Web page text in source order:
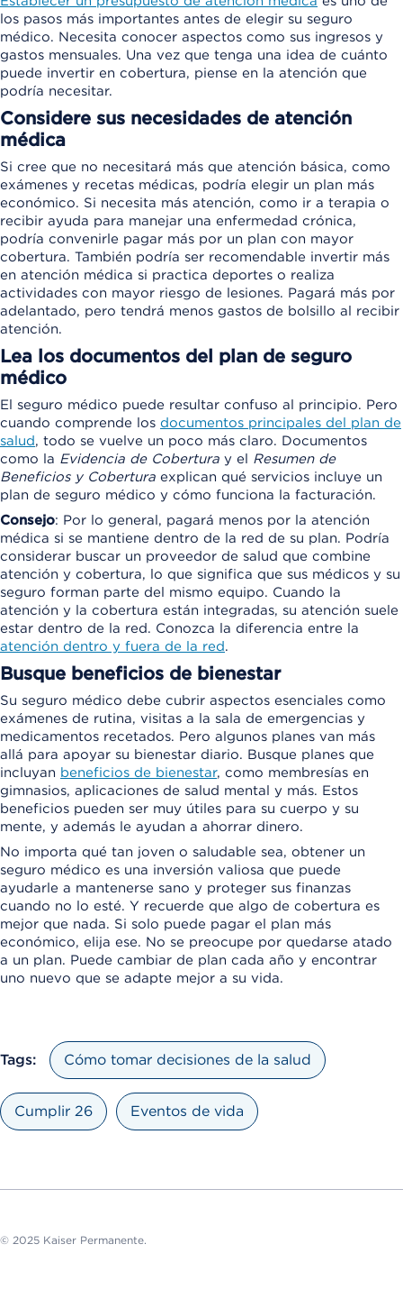
los pasos más importantes antes de elegir su seguro
médico. Necesita conocer aspectos como sus ingresos y
gastos mensuales. Una vez que tenga una idea de cuánto
puede invertir en cobertura, piense en la atención que
podría necesitar.
Considere sus necesidades de atención
médica
Si cree que no necesitará más que atención básica, como
exámenes y recetas médicas, podría elegir un plan más
económico. Si necesita más atención, como ir a terapia o
recibir ayuda para manejar una enfermedad crónica,
podría convenirle pagar más por un plan con mayor
cobertura. También podría ser recomendable invertir más
en atención médica si practica deportes o realiza
actividades con mayor riesgo de lesiones. Pagará más por
adelantado, pero tendrá menos gastos de bolsillo al recibir
atención.
Lea los documentos del plan de seguro
médico
El seguro médico puede resultar confuso al principio. Pero
cuando comprende los documentos principales del plan de
salud, todo se vuelve un poco más claro. Documentos
como la Evidencia de Cobertura y el Resumen de
Beneficios y Cobertura explican qué servicios incluye un
plan de seguro médico y cómo funciona la facturación.
Consejo: Por lo general, pagará menos por la atención
médica si se mantiene dentro de la red de su plan. Podría
considerar buscar un proveedor de salud que combine
atención y cobertura, lo que significa que sus médicos y su
seguro forman parte del mismo equipo. Cuando la
atención y la cobertura están integradas, su atención suele
estar dentro de la red. Conozca la diferencia entre la
atención dentro y fuera de la red.
Busque beneficios de bienestar
Su seguro médico debe cubrir aspectos esenciales como
exámenes de rutina, visitas a la sala de emergencias y
medicamentos recetados. Pero algunos planes van más
allá para apoyar su bienestar diario. Busque planes que
incluyan beneficios de bienestar, como membresías en
gimnasios, aplicaciones de salud mental y más. Estos
beneficios pueden ser muy útiles para su cuerpo y su
mente, y además le ayudan a ahorrar dinero.
No importa qué tan joven o saludable sea, obtener un
seguro médico es una inversión valiosa que puede
ayudarle a mantenerse sano y proteger sus finanzas
cuando no lo esté. Y recuerde que algo de cobertura es
mejor que nada. Si solo puede pagar el plan más
económico, elija ese. No se preocupe por quedarse atado
a un plan. Puede cambiar de plan cada año y encontrar
uno nuevo que se adapte mejor a su vida.
Tags: Cómo tomar decisiones de la salud
Cumplir 26 Eventos de vida
© 2025 Kaiser Permanente.